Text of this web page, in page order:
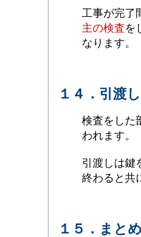
工事が完了
主の検査を
なります。
１４．引渡し
検査をした
われます。
引渡しは鍵
終わると共
１５．まとめ